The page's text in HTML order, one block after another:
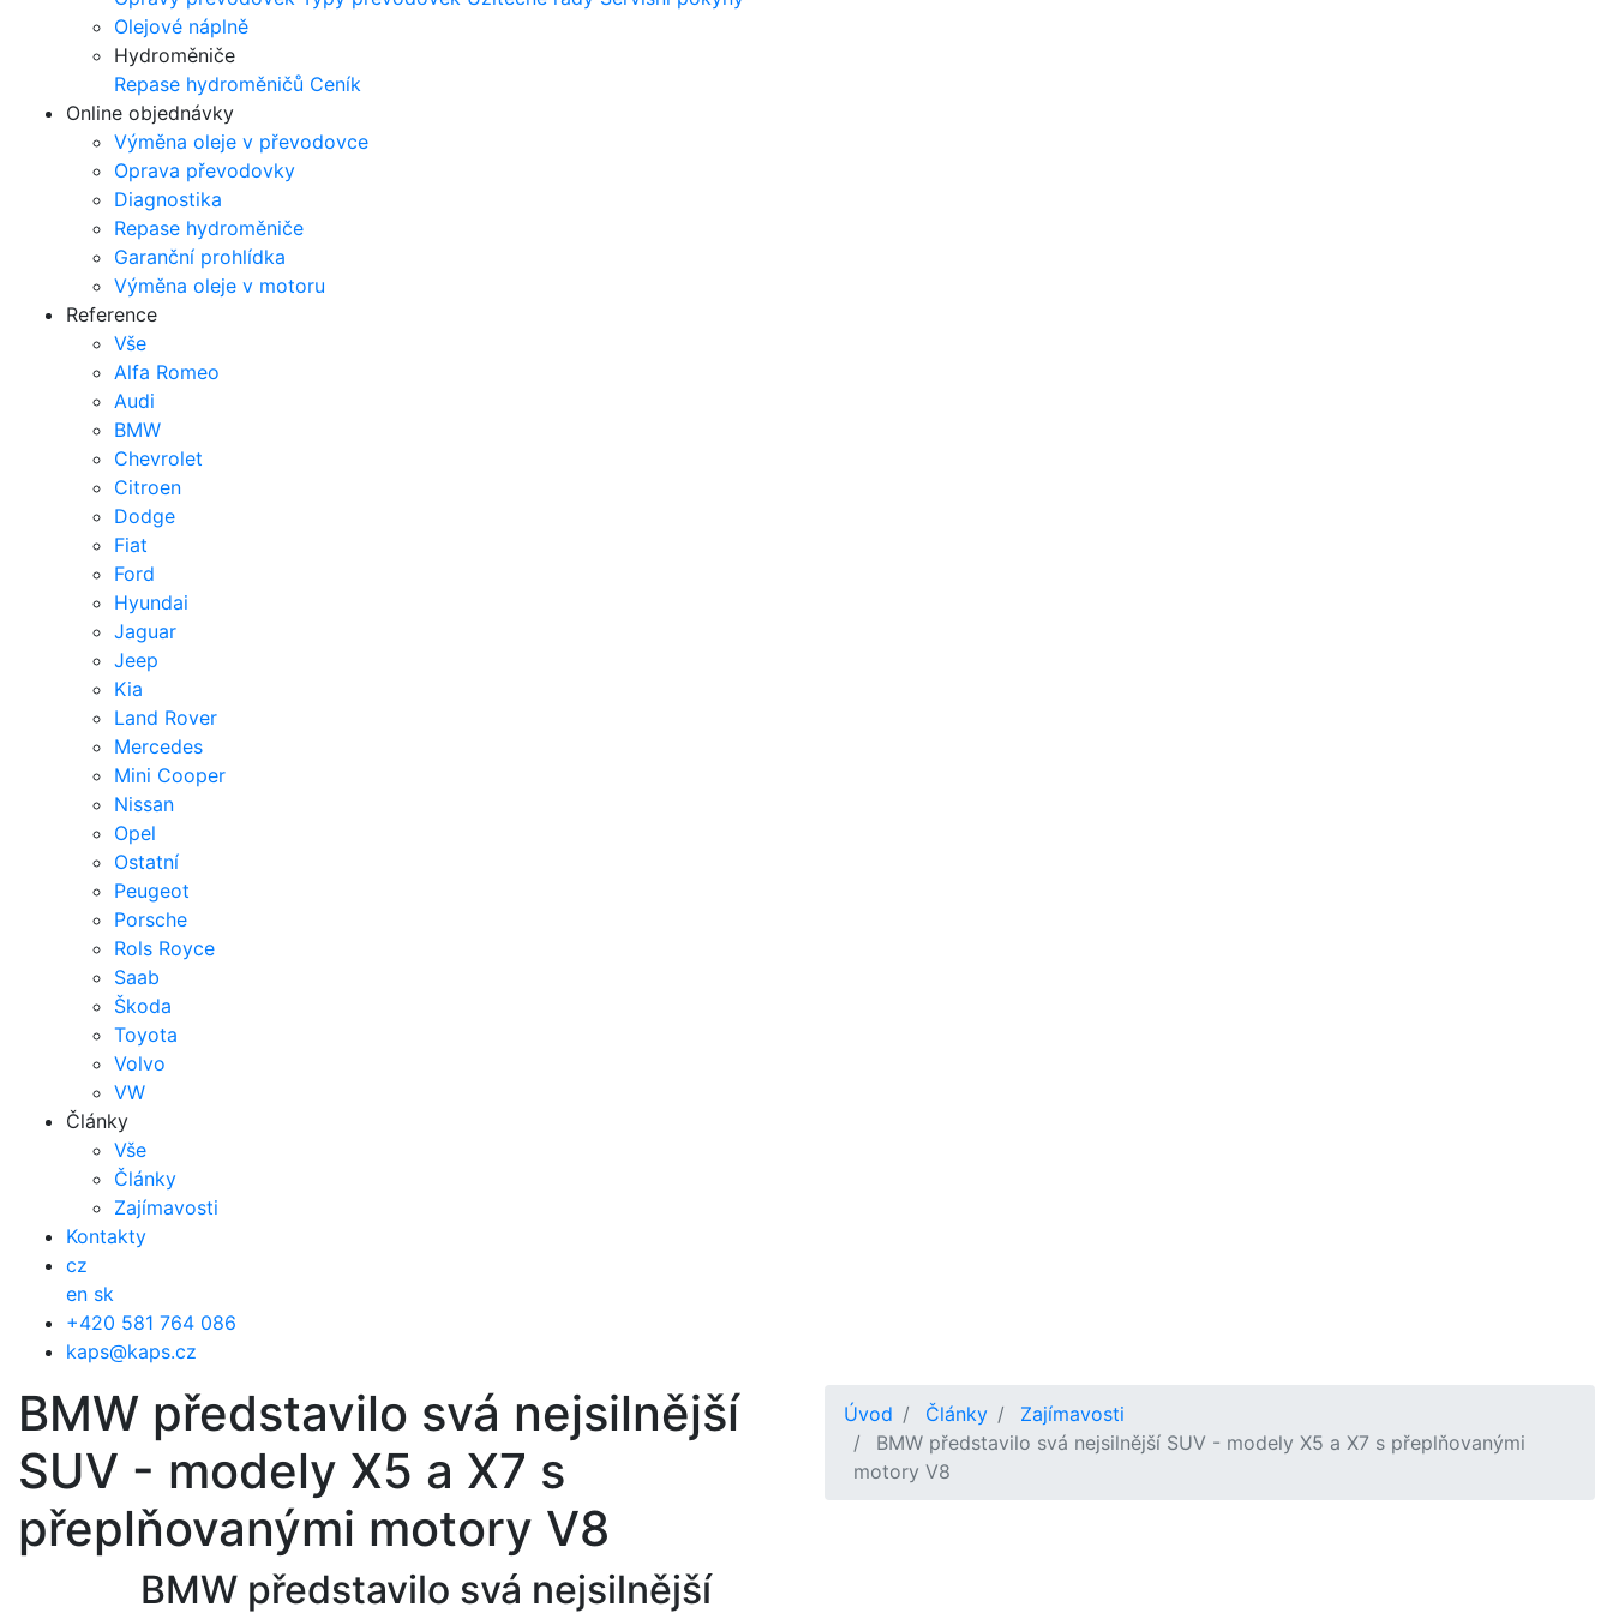
Olejové náplně
Hydroměniče
Repase hydroměničů Ceník
Online objednávky
Výměna oleje v převodovce
Oprava převodovky
Diagnostika
Repase hydroměniče
Garanční prohlídka
Výměna oleje v motoru
Reference
Vše
Alfa Romeo
Audi
BMW
Chevrolet
Citroen
Dodge
Fiat
Ford
Hyundai
Jaguar
Jeep
Kia
Land Rover
Mercedes
Mini Cooper
Nissan
Opel
Ostatní
Peugeot
Porsche
Rols Royce
Saab
Škoda
Toyota
Volvo
VW
Články
Vše
Články
Zajímavosti
Kontakty
cz
en sk
+420 581 764 086
kaps@kaps.cz
BMW představilo svá nejsilnější
SUV - modely X5 a X7 s
přeplňovanými motory V8
Úvod Články
Zajímavosti
BMW představilo svá nejsilnější SUV - modely X5 a X7 s přeplňovanými
motory V8
BMW představilo svá nejsilnější